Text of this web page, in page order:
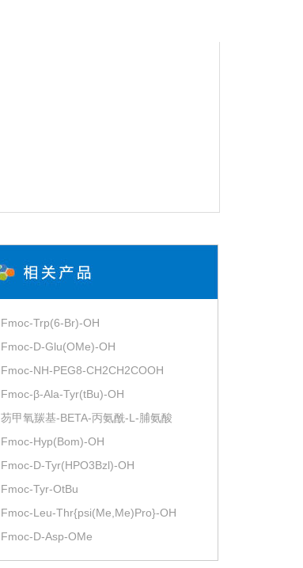
Fmoc-Trp(6-Br)-OH
Fmoc-D-Glu(OMe)-OH
Fmoc-NH-PEG8-CH2CH2COOH
Fmoc-β-Ala-Tyr(tBu)-OH
芴甲氧羰基-BETA-丙氨酰-L-脯氨酸
Fmoc-Hyp(Bom)-OH
Fmoc-D-Tyr(HPO3Bzl)-OH
Fmoc-Tyr-OtBu
Fmoc-Leu-Thr{psi(Me,Me)Pro}-OH
Fmoc-D-Asp-OMe